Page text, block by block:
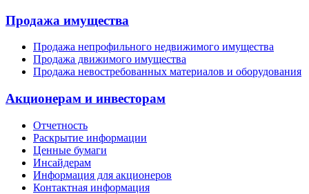
Продажа имущества
Продажа непрофильного недвижимого имущества
Продажа движимого имущества
Продажа невостребованных материалов и оборудования
Акционерам и инвесторам
Отчетность
Раскрытие информации
Ценные бумаги
Инсайдерам
Информация для акционеров
Контактная информация